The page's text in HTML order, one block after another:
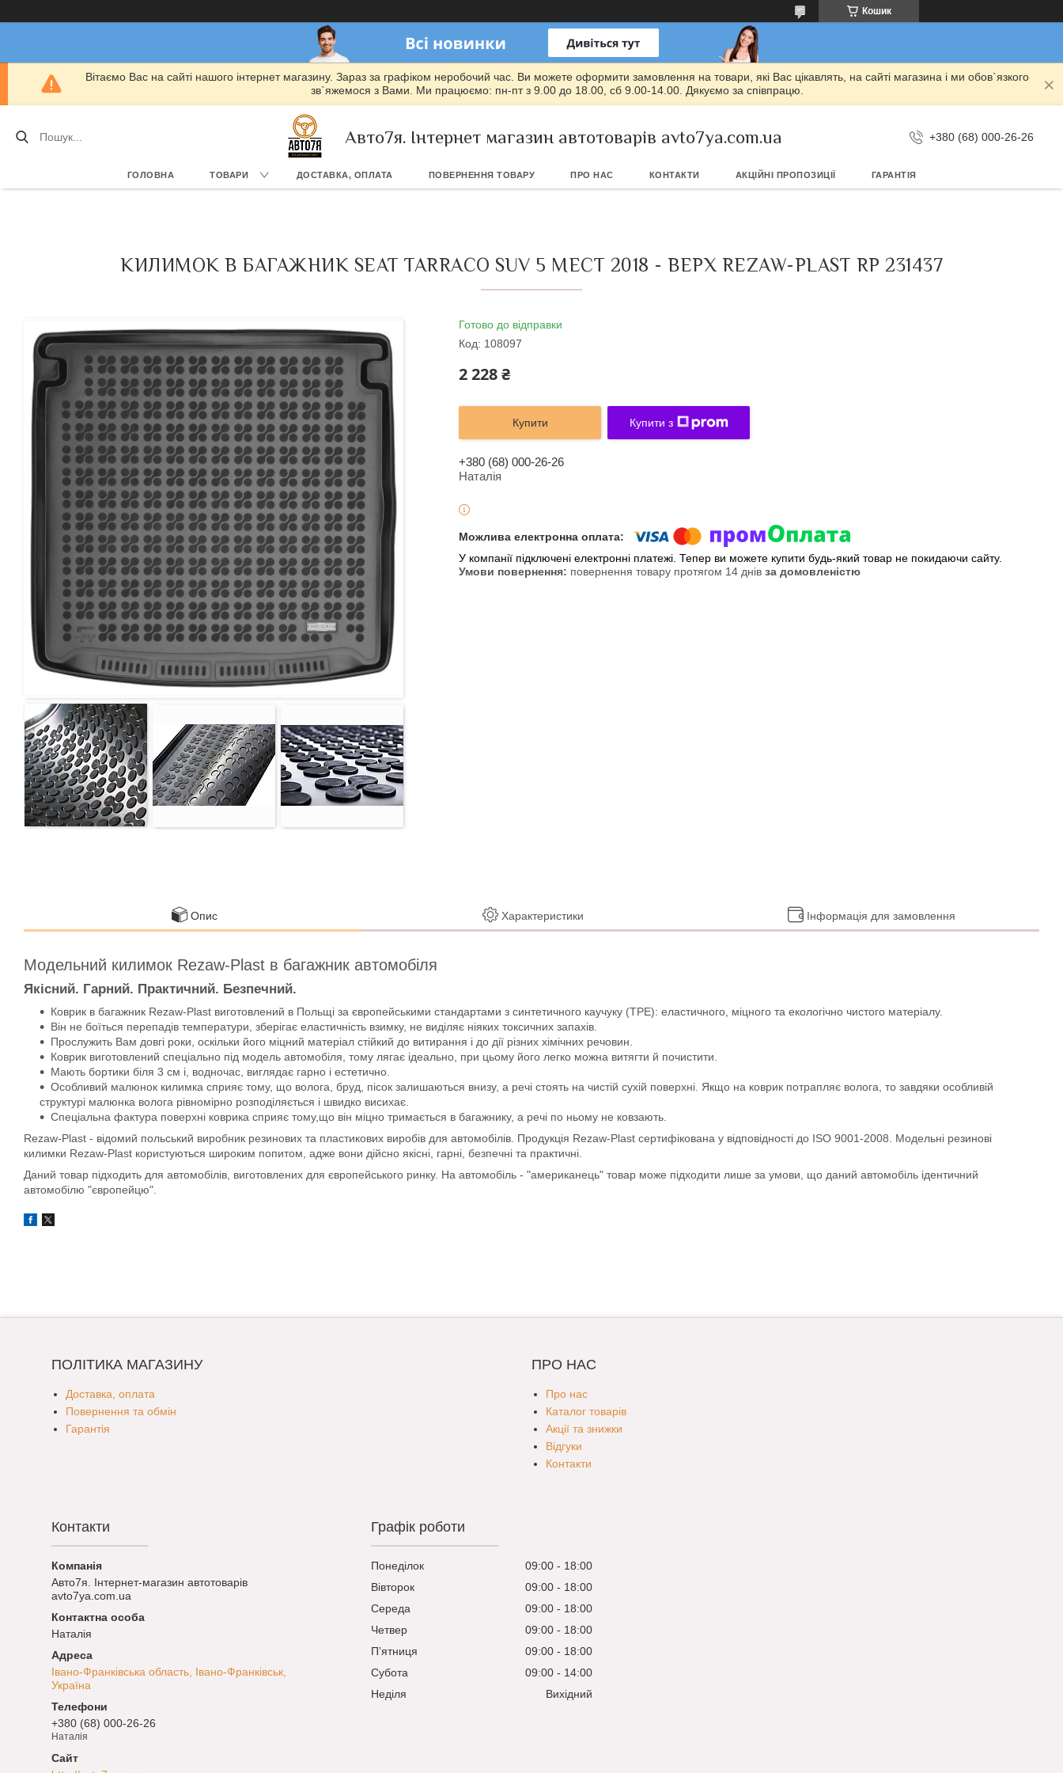
Кошик
Вітаємо Вас на сайті нашого інтернет магазину. Зараз за графіком неробочий час. Ви можете оформити замовлення на товари, які Вас цікавлять, на сайті магазина і ми обов`язкого
зв`яжемося з Вами. Ми працюємо: пн-пт з 9.00 до 18.00, сб 9.00-14.00. Дякуємо за співпрацю.
Авто7я. Інтернет магазин автотоварів avto7ya.com.ua +380 (68) 000-26-26
ГОЛОВНА ТОВАРИ ДОСТАВКА, ОПЛАТА ПОВЕРНЕННЯ ТОВАРУ ПРО НАС КОНТАКТИ АКЦІЙНІ ПРОПОЗИЦІЇ ГАРАНТІЯ
КИЛИМОК В БАГАЖНИК SEAT TARRACO SUV 5 МЕСТ 2018 - ВЕРХ REZAW-PLAST RP 231437
Готово до відправки
Код: 108097
2 228 ₴
Купити Купити з
+380 (68) 000-26-26
Наталія
У компанії підключені електронні платежі. Тепер ви можете купити будь-який товар не покидаючи сайту.
повернення товару протягом 14 днів за домовленістю
Опис Характеристики Інформація для замовлення
Модельний килимок Rezaw-Plast в багажник автомобіля
Якісний. Гарний. Практичний. Безпечний.
Коврик в багажник Rezaw-Plast виготовлений в Польщі за європейськими стандартами з синтетичного каучуку (ТРЕ): еластичного, міцного та екологічно чистого матеріалу.
Він не боїться перепадів температури, зберігає еластичність взимку, не виділяє ніяких токсичних запахів.
Прослужить Вам довгі роки, оскільки його міцний матеріал стійкий до витирання і до дії різних хімічних речовин.
Коврик виготовлений спеціально під модель автомобіля, тому лягає ідеально, при цьому його легко можна витягти й почистити.
Мають бортики біля 3 см і, водночас, виглядає гарно і естетично.
Особливий малюнок килимка сприяє тому, що волога, бруд, пісок залишаються внизу, а речі стоять на чистій сухій поверхні. Якщо на коврик потрапляє волога, то завдяки особливій
структурі малюнка волога рівномірно розподіляється і швидко висихає.
Спеціальна фактура поверхні коврика сприяє тому,що він міцно тримається в багажнику, а речі по ньому не ковзають.
Rezaw-Plast - відомий польський виробник резинових та пластикових виробів для автомобілів. Продукція Rezaw-Plast сертифікована у відповідності до ISO 9001-2008. Модельні резинові
килимки Rezaw-Plast користуються широким попитом, адже вони дійсно якісні, гарні, безпечні та практичні.
Даний товар підходить для автомобілів, виготовлених для європейського ринку. На автомобіль - "американець" товар може підходити лише за умови, що даний автомобіль ідентичний
автомобілю "європейцю".
ПОЛІТИКА МАГАЗИНУ
Доставка, оплата
Повернення та обмін
Гарантія
ПРО НАС
Про нас
Каталог товарів
Акції та знижки
Відгуки
Контакти
Контакти
Авто7я. Інтернет-магазин автотоварів
avto7ya.com.ua
Наталія
Івано-Франківська область, Івано-Франківськ,
Україна
+380 (68) 000-26-26
Наталія
Графік роботи
Понеділок 09:00
18:00
Вівторок
09:00
18:00
Середа
09:00
18:00
Четвер
09:00
18:00
Пʼятниця
09:00
18:00
Субота
09:00
14:00
Неділя
Вихідний